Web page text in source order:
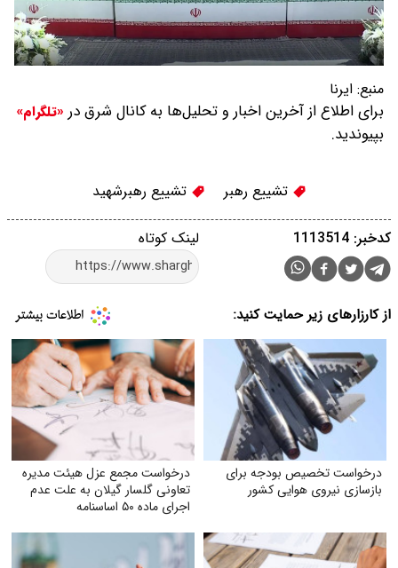
منبع: ایرنا
برای اطلاع از آخرین اخبار و تحلیل‌ها به کانال شرق در «تلگرام»
بپیوندید.
تشییع رهبر تشییع رهبرشهید
لینک کوتاه کدخبر: 1113514
از کارزارهای زیر حمایت کنید:
درخواست تخصیص بودجه برای
بازسازی نیروی هوایی کشور
درخواست مجمع عزل هیئت مدیره
تعاونی گلسار گیلان به علت عدم
اجرای ماده ۵۰ اساسنامه